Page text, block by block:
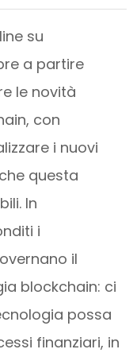
su
a partire
le novità
con
i nuovi
questa
In
i
il
blockchain: ci
possa
finanziari, in